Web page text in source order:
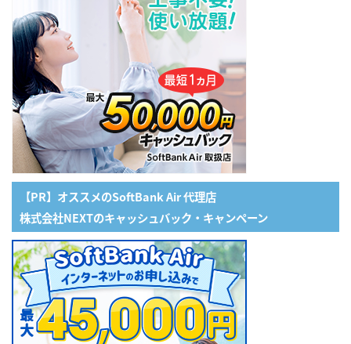
【PR】オススメのSoftBank Air 代理店
株式会社NEXTのキャッシュバック・キャンペーン